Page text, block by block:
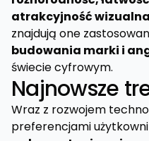
atrakcyjność wizualna
znajdują one
budowania marki i
świecie cyfrowym.
Najnowsze
Wraz z rozwojem
preferencjami